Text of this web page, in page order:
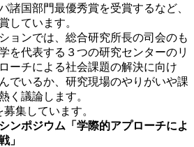
諸国部門最優秀賞を受賞するなど、
しています。
ョンでは、総合研究所長の司会のも
を代表する３つの研究センターのリ
ーチによる社会課題の解決に向け
でいるか、研究現場のやりがいや課
く議論します。
集しています。
ンポジウム「学際的アプローチによ
」